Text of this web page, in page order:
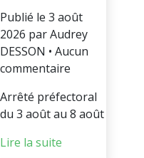
Publié le 3 août
2026 par Audrey
DESSON • Aucun
commentaire
Arrêté préfectoral
du 3 août au 8 août
Lire la suite